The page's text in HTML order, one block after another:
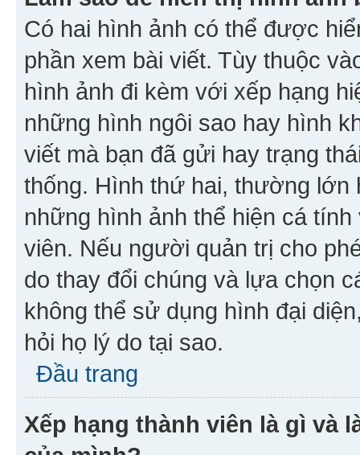
Có hai hình ảnh có thể được
phần xem bài viết. Tùy thuộc
hình ảnh đi kèm với xếp hạng
những hình ngôi sao hay hình
viết mà bạn đã gửi hay trạng
thống. Hình thứ hai, thường
những hình ảnh thể hiện cá
viên. Nếu người quản trị cho
do thay đổi chúng và lựa chọn
không thể sử dụng hình đại
hỏi họ lý do tại sao.
Đầu trang
Xếp hạng thành viên là gì và